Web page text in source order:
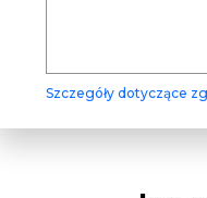
Szczegóły dotyczące